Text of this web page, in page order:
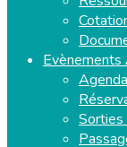
Evènements
Agenda